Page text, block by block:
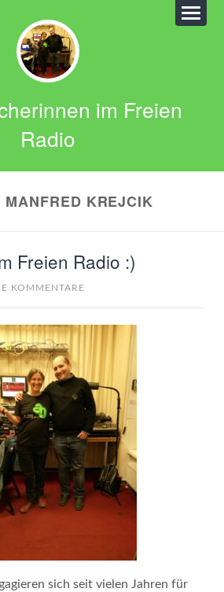
im Freien
Radio
MANFRED KREJCIK
Freien Radio :)
KOMMENTARE
sich seit vielen Jahren für